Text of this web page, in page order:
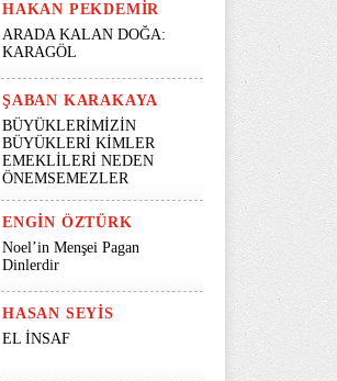
HAKAN PEKDEMIR
ARADA KALAN DOĞA:
KARAGÖL
ŞABAN KARAKAYA
BÜYÜKLERİMİZİN
BÜYÜKLERİ KİMLER
EMEKLİLERİ NEDEN
ÖNEMSEMEZLER
ENGIN ÖZTÜRK
Noel’in Menşei Pagan
Dinlerdir
HASAN SEYİS
EL İNSAF